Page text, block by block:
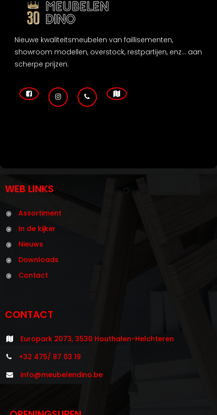
Nieuwe kwaliteitsmeubelen van faillisementen,
showroom modellen, overstock, restpartijen, enz... aan
scherpe prijzen.
WEB LINKS
Assortiment
In de kijker
Nieuws
Downloads
Contact
CONTACT
Europark 2073, 3530 Houthalen-Helchteren
+32 475/ 87 03 19
info@meubelendino.be